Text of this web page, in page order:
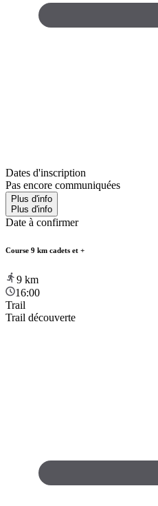
Dates d'inscription
Pas encore communiquées
Plus d'info
Plus d'info
Date à confirmer
Course 9 km cadets et +
9 km
16:00
Trail
Trail découverte